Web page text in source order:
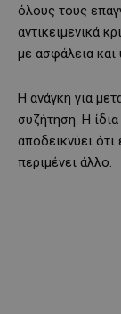
όλους τους
αντικειμενικά
με ασφάλεια και
Η ανάγκη για
συζήτηση. Η
αποδεικνύει ότι
περιμένει άλλο.